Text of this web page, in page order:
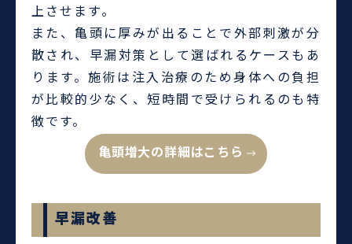
上させます。
また、亀頭に厚みが出ることで外部刺激が分
散され、早漏対策として選ばれるケースもあ
ります。施術は注入治療のため身体への負担
が比較的少なく、短時間で受けられるのも特
徴です。
亀頭増大の詳細はこちら
早漏改善